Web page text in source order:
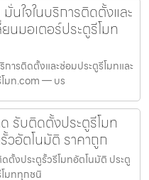
ใจในบริการติดตั้งและ
นมอเตอร์ประตูรีโมท
ารติดตั้งและซ่อมประตูรีโมทและ
โมท.com — บร
รับติดตั้งประตูรีโมท
วอัตโนมัติ ราคาถูก
ตั้งประตูรั้วรีโมทอัตโนมัติ ประตู
โมททุกชนิ